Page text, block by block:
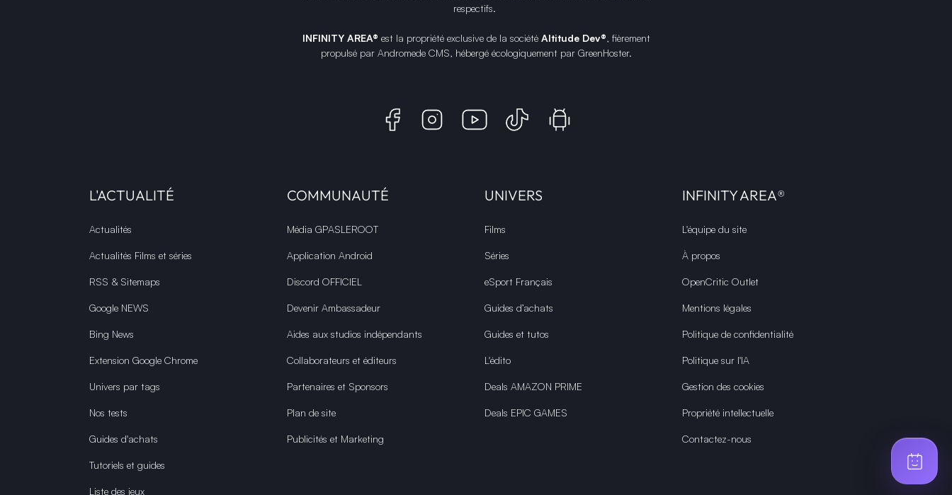
respectifs.
INFINITY AREA® est la propriété exclusive de la société Altitude Dev®, fièrement
propulsé par Andromede CMS, hébergé écologiquement par GreenHoster.
L'ACTUALITÉ
Actualités
Actualités Films et séries
RSS & Sitemaps
Google NEWS
Bing News
Extension Google Chrome
Univers par tags
Nos tests
Guides d'achats
Tutoriels et guides
Liste des jeux
COMMUNAUTÉ
Média GPASLEROOT
Application Android
Discord OFFICIEL
Devenir Ambassadeur
Aides aux studios indépendants
Collaborateurs et éditeurs
Partenaires et Sponsors
Plan de site
Publicités et Marketing
UNIVERS
Films
Séries
eSport Français
Guides d’achats
Guides et tutos
L'édito
Deals AMAZON PRIME
Deals EPIC GAMES
INFINITY AREA®
L'équipe du site
À propos
OpenCritic Outlet
Mentions légales
Politique de confidentialité
Politique sur l'IA
Gestion des cookies
Propriété intellectuelle
Contactez-nous